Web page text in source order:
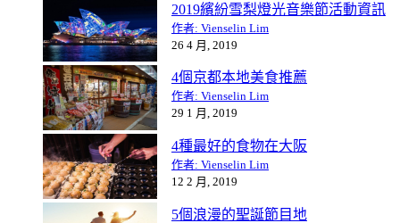
2019繽紛雪梨燈光音樂節活動資訊
作者: Vienselin Lim
26 4 月, 2019
4個京都本地美食推薦
作者: Vienselin Lim
29 1 月, 2019
4種最好的食物在大阪
作者: Vienselin Lim
12 2 月, 2019
5個浪漫的聖誕節目地